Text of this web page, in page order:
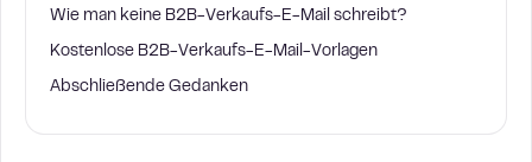
Wie man keine B2B-Verkaufs-E-Mail schreibt?
Kostenlose B2B-Verkaufs-E-Mail-Vorlagen
Abschließende Gedanken